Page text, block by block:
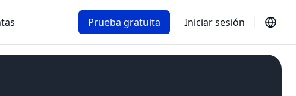
Prueba gratuita Iniciar sesión